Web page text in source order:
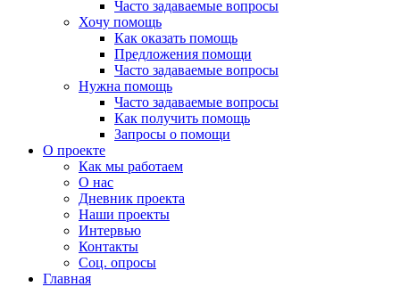
Часто задаваемые вопросы
Хочу помощь
Как оказать помощь
Предложения помощи
Часто задаваемые вопросы
Нужна помощь
Часто задаваемые вопросы
Как получить помощь
Запросы о помощи
О проекте
Как мы работаем
О нас
Дневник проекта
Наши проекты
Интервью
Контакты
Соц. опросы
Главная